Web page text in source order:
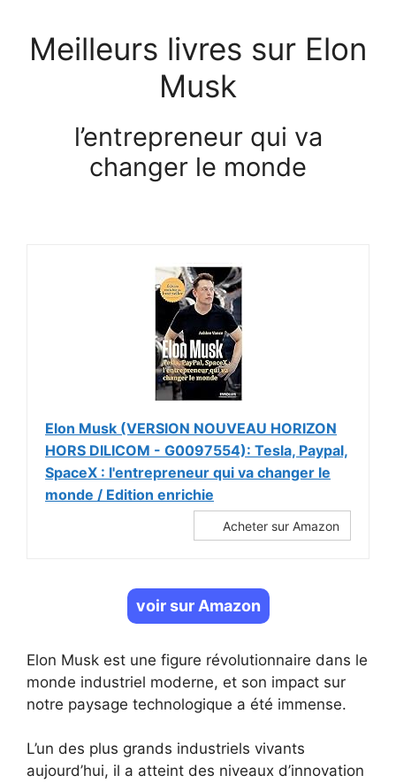
Meilleurs livres sur Elon
Musk
l’entrepreneur qui va
changer le monde
Elon Musk (VERSION NOUVEAU HORIZON
HORS DILICOM - G0097554): Tesla, Paypal,
SpaceX : l'entrepreneur qui va changer le
monde / Edition enrichie
Acheter sur Amazon
voir sur Amazon
Elon Musk est une figure révolutionnaire dans le
monde industriel moderne, et son impact sur
notre paysage technologique a été immense.
L’un des plus grands industriels vivants
aujourd’hui, il a atteint des niveaux d’innovation